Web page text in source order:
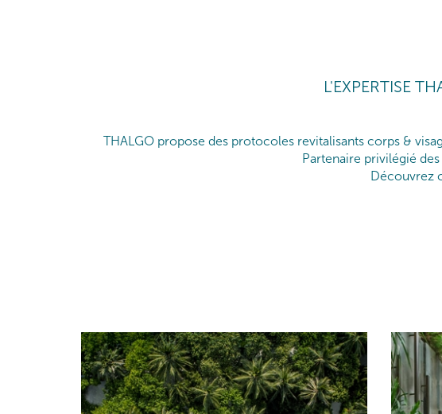
L'EXPERTISE
THALGO propose des protocoles revitalisants corps &
Partenaire privilégié
Découvrez